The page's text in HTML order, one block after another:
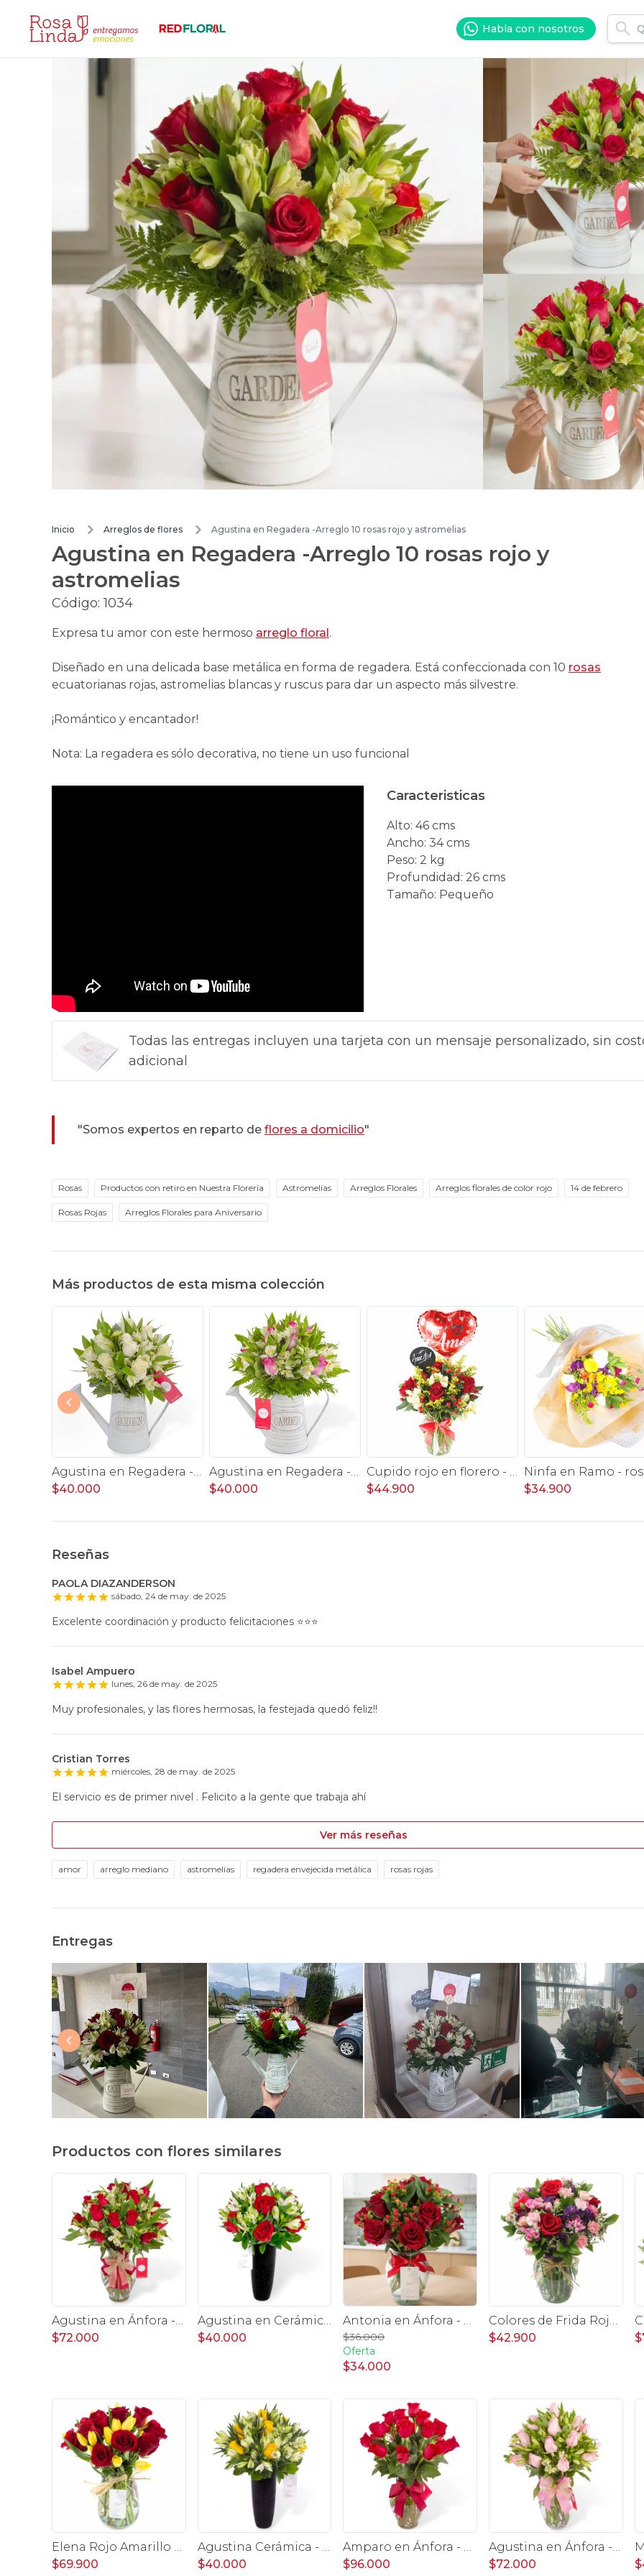
Habla con nosotros
Inicio Arreglos de flores Agustina en Regadera -Arreglo 10 rosas rojo y astromelias
Agustina en Regadera -Arreglo 10 rosas rojo y
astromelias
Código:1034
Expresa tu amor con este hermoso arreglo floral.
Diseñado en una delicada base metálica en forma de regadera. Está confeccionada con 10 rosas
ecuatorianas rojas, astromelias blancas y ruscus para dar un aspecto más silvestre.
¡Romántico y encantador!
Nota: La regadera es sólo decorativa, no tiene un uso funcional
Caracteristicas
Alto: 46 cms
Ancho: 34 cms
Peso: 2 kg
Profundidad : 26 cms
Tamaño: Pequeño
Todas las entregas incluyen una tarjeta con un mensaje personalizado, sin
adicional
"Somos expertos en reparto de flores a domicilio"
Rosas Productos con retiro en Nuestra Florería Astromelias Arreglos Florales Arreglos florales de color rojo 14 de febrero
Rosas Rojas Arreglos Florales para Aniversario
Más productos de esta misma colección
Agustina en Regadera -Arreglo 10 rosas blanco y astromelias
$40.000
Agustina en Regadera -Arreglo 10 rosas lila y astromelias
$40.000
Cupido rojo en florero - rosas, mini rosas, hypericum, globo te amo y pizarra
$44.900
$34.900
Reseñas
PAOLA DIAZANDERSON
sábado, 24 de may. de 2025
Excelente coordinación y producto felicitaciones ⭐️⭐️⭐️
Isabel Ampuero
lunes, 26 de may. de 2025
Muy profesionales, y las flores hermosas, la festejada quedó feliz!!
Cristian Torres
miércoles, 28 de may. de 2025
El servicio es de primer nivel . Felicito a la gente que trabaja ahí
Ver más reseñas
amor arreglo mediano astromelias regadera envejecida metálica rosas rojas
Entregas
Productos con flores similares
Agustina en Ánfora - Florero con 18 rosas rojo y astromelias
$72.000
Agustina en Cerámica - Arreglo 10 rosas rojo y astromeliass
$40.000
Antonia en Ánfora - florero con 9 rosas rojo e hypericum
$36.000
Oferta
$34.000
Colores de Frida Rojo en florero - Ánfora con rosas, claveles, estate y limonium
$42.900
Elena Rojo Amarillo - Florero rosas rojo y tulipanes amarillo
$69.900
Agustina Cerámica - Arreglo 10 rosas amarillo y astromelia
$40.000
Amparo en Ánfora - Florero 24 rosas ecuatorianas rojo
$96.000
Agustina en Ánfora - Florero 18 rosas rosadas y astromelias
$72.000